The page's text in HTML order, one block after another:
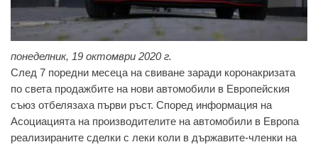
понеделник, 19 октомври 2020 г.
След 7 поредни месеца на свиване заради коронакризата
по света продажбите на нови автомобили в Европейския
съюз отбелязаха първи ръст. Според информация на
Асоциацията на производителите на автомобили в Европа
реализираните сделки с леки коли в държавите-членки на